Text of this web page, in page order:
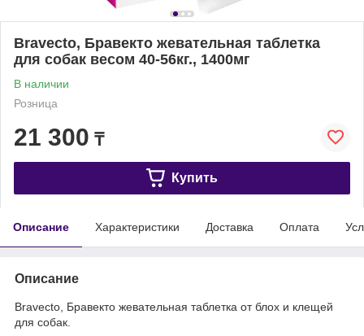
Bravecto, Бравекто жевательная таблетка
для собак весом 40-56кг., 1400мг
В наличии
Розница
21 300 ₸
Купить
Описание Характеристики Доставка Оплата
Описание
Bravecto, Бравекто жевательная таблетка от блох и клещей
для собак.